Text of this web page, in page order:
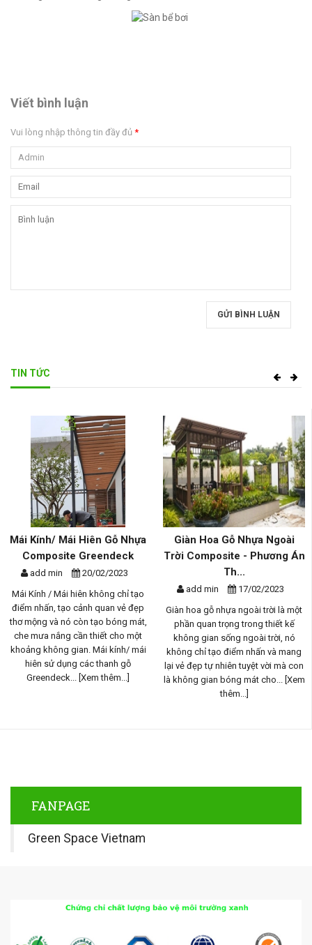
Viết bình luận
Vui lòng nhập thông tin đầy đủ *
GỬI BÌNH LUẬN
TIN TỨC
Mái Kính/ Mái Hiên Gỗ Nhựa
Composite Greendeck
add min
20/02/2023
Mái Kính / Mái hiên không chỉ tạo
điểm nhấn, tạo cảnh quan vẻ đẹp
thơ mộng và nó còn tạo bóng mát,
che mưa nắng cần thiết cho một
khoảng không gian. Mái kính/ mái
hiên sử dụng các thanh gỗ
Greendeck...
[Xem thêm...]
Giàn Hoa Gỗ Nhựa Ngoài
Trời Composite - Phương Án
Th...
add min
17/02/2023
Giàn hoa gỗ nhựa ngoài trời là một
phần quan trọng trong thiết kế
không gian sống ngoài trời, nó
không chỉ tạo điểm nhấn và mang
lại vẻ đẹp tự nhiên tuyệt vời mà con
là không gian bóng mát cho...
[Xem
thêm...]
FANPAGE
Green Space Vietnam